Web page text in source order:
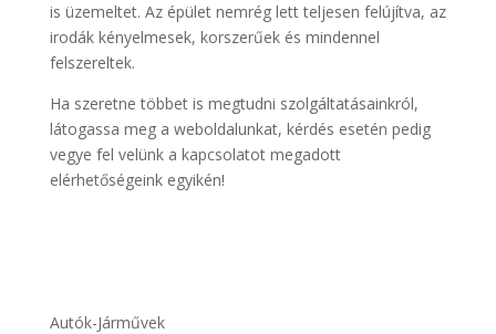
is üzemeltet. Az épület nemrég lett teljesen felújítva, az
irodák kényelmesek, korszerűek és mindennel
felszereltek.
Ha szeretne többet is megtudni szolgáltatásainkról,
látogassa meg a weboldalunkat, kérdés esetén pedig
vegye fel velünk a kapcsolatot megadott
elérhetőségeink egyikén!
Autók-Járművek